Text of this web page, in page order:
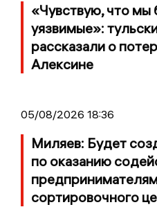
«Чувствую, что мы
уязвимые»:
рассказали о
Алексине
05/08/2026 18:36
Миляев: Будет
по оказанию
сортировочного